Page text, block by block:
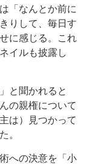
「なんとか前に
りして、毎日す
に感じる。これ
イルも披露し
と聞かれると
の親権について
は）見つかって
。
への決意を「小